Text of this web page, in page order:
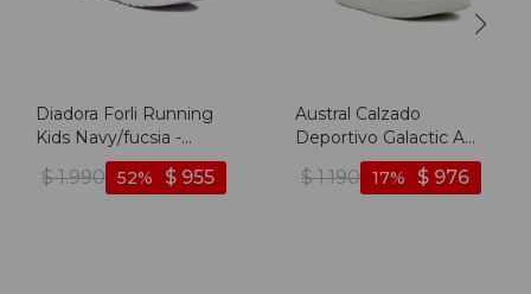
Diadora Forli Running
Kids Navy/fucsia -
Marino-fucsia
$ 1.990 $ 955
52
Austral Calzado
Deportivo Galactic A
Niño/a Acordonado Con
Velcro - Blanco-plata
$ 1.190 $ 976
17